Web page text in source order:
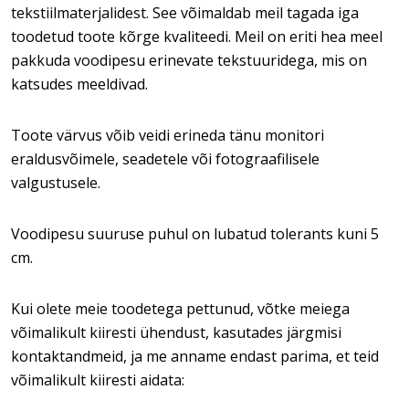
tekstiilmaterjalidest. See võimaldab meil tagada iga
toodetud toote kõrge kvaliteedi. Meil on eriti hea meel
pakkuda voodipesu erinevate tekstuuridega, mis on
katsudes meeldivad.
Toote värvus võib veidi erineda tänu monitori
eraldusvõimele, seadetele või fotograafilisele
valgustusele.
Voodipesu suuruse puhul on lubatud tolerants kuni 5
cm.
Kui olete meie toodetega pettunud, võtke meiega
võimalikult kiiresti ühendust, kasutades järgmisi
kontaktandmeid, ja me anname endast parima, et teid
võimalikult kiiresti aidata: